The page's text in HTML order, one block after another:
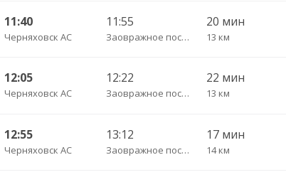
11:40
Черняховск АС
11:55
Заовражное поселок трасса
20 мин
13 км
12:05
Черняховск АС
12:22
Заовражное поселок трасса
22 мин
13 км
12:55
Черняховск АС
13:12
Заовражное поселок трасса
17 мин
14 км